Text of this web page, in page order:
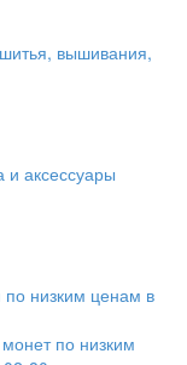
вышивания,
аксессуары
по низким ценам в
по низким